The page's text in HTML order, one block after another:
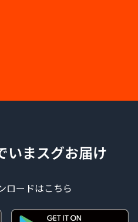
いまスグお届け
ロードはこちら